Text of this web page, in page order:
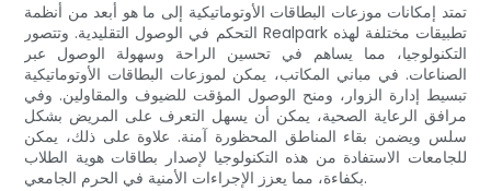
تمتد إمكانات موزعات البطاقات الأوتوماتيكية إلى ما هو أبعد من أنظمة
التحكم في الوصول التقليدية. وتتصور Realpark تطبيقات مختلفة لهذه
التكنولوجيا، مما يساهم في تحسين الراحة وسهولة الوصول عبر
الصناعات. في مباني المكاتب، يمكن لموزعات البطاقات الأوتوماتيكية
تبسيط إدارة الزوار، ومنح الوصول المؤقت للضيوف والمقاولين. وفي
مرافق الرعاية الصحية، يمكن أن يسهل التعرف على المريض بشكل
سلس ويضمن بقاء المناطق المحظورة آمنة. علاوة على ذلك، يمكن
للجامعات الاستفادة من هذه التكنولوجيا لإصدار بطاقات هوية الطلاب
بكفاءة، مما يعزز الإجراءات الأمنية في الحرم الجامعي.